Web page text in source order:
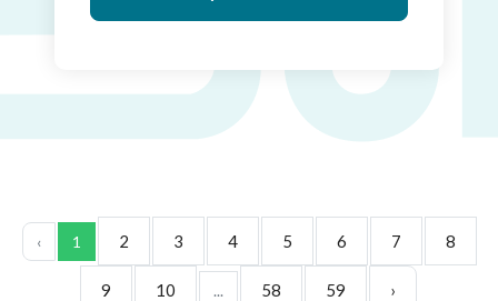
‹ 1 2 3 4 5 6 7 8
9 10 ... 58 59 ›